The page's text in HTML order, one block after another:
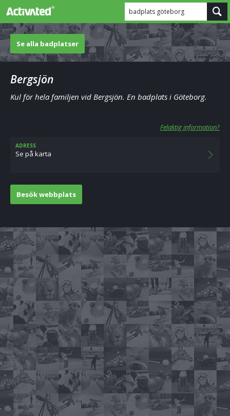
badplats göteborg
Se alla badplatser
Bergsjön
Kul för hela familjen vid Bergsjön. En badplats i Göteborg.
Felaktig information?
ADRESS
Se på karta
Besök webbplats